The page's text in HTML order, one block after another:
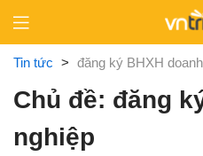
content
Tin tức > đăng ký BHXH
Chủ đề: đăng
nghiệp